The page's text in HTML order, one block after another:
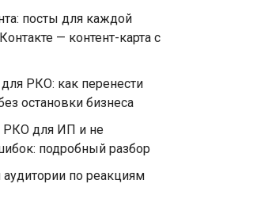
посты для каждой
— контент-карта с
РКО: как перенести
остановки бизнеса
РКО для ИП и не
подробный разбор
по реакциям